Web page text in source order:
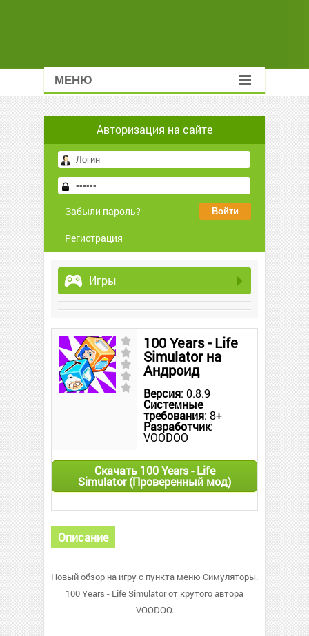
МЕНЮ
Авторизация на сайте
Забыли пароль?
Регистрация
Игры
100 Years - Life
Simulator на
Андроид
Версия: 0.8.9
Системные
требования: 8+
Разработчик:
VOODOO
Скачать 100 Years - Life
Simulator (Проверенный мод)
Описание
Новый обзор на игру с пункта меню Симуляторы.
100 Years - Life Simulator от крутого автора
VOODOO.